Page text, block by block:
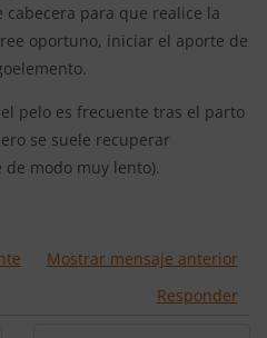
para que realice la
oportuno, iniciar el aporte de
pelo es frecuente tras el parto
se suele recuperar
modo muy lento).
Mostrar mensaje anterior
Responder